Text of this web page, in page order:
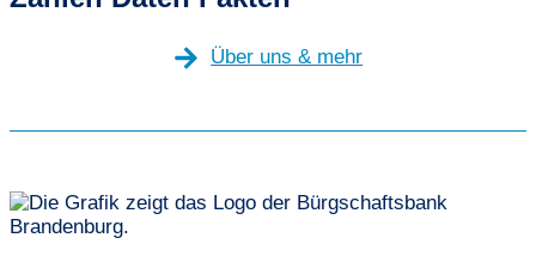
Über uns & mehr